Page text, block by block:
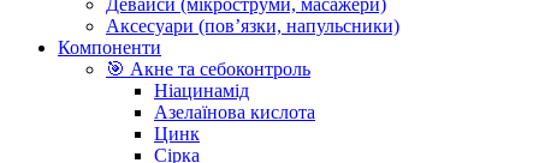
Девайси (мікроструми, масажери)
Аксесуари (повʼязки, напульсники)
Компоненти
🎯 Акне та себоконтроль
Ніацинамід
Азелаїнова кислота
Цинк
Сірка